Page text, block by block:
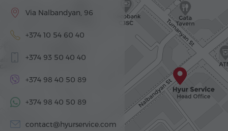
Via Nalbandyan, 96
+374 10 54 60 40
+374 93 50 40 40
+374 98 40 50 89
+374 98 40 50 89
contact@hyurservice.com